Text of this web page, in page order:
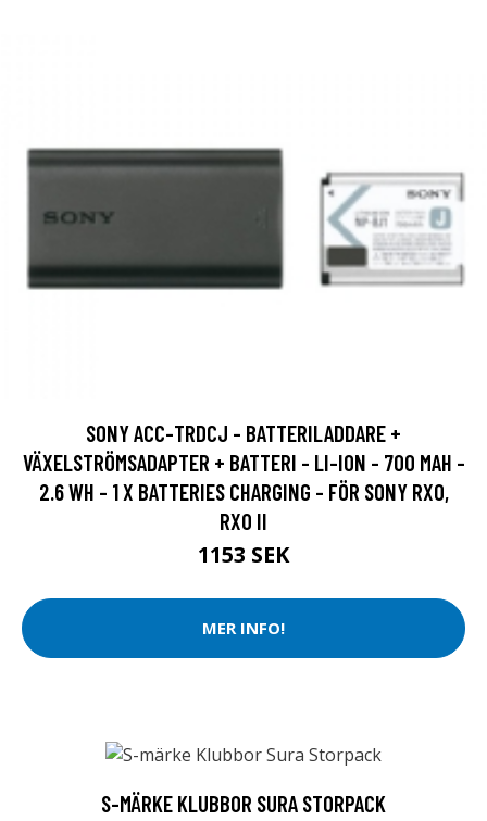
SONY ACC-TRDCJ - BATTERILADDARE +
VÄXELSTRÖMSADAPTER + BATTERI - LI-ION - 700 MAH -
2.6 WH - 1 X BATTERIES CHARGING - FÖR SONY RX0,
RX0 II
1153 SEK
MER INFO!
S-MÄRKE KLUBBOR SURA STORPACK